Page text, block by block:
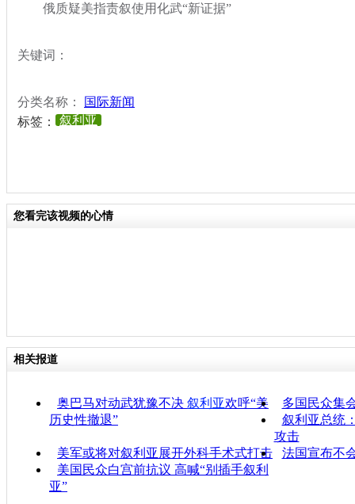
俄质疑美指责叙使用化武“新证据”
关键词：
分类名称：
国际新闻
标签：
叙利亚
您看完该视频的心情
相关报道
奥巴马对动武犹豫不决 叙利亚欢呼“美
历史性撤退”
多国民众集
叙利亚总统
攻击
美军或将对叙利亚展开外科手术式打击
法国宣布不
美国民众白宫前抗议 高喊“别插手叙利
亚”